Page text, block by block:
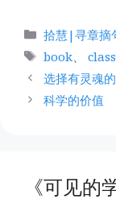
分
类
拾慧|寻章摘
标
签
book
class
选择有灵魂
科学的价值
《可见的